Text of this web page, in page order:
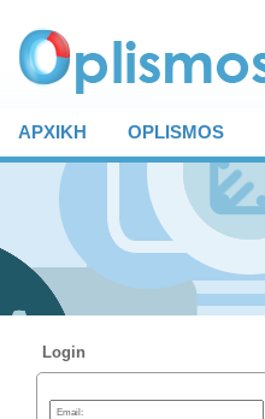
ΑΡΧΙΚΗ OPLISMOS
Login
Email: